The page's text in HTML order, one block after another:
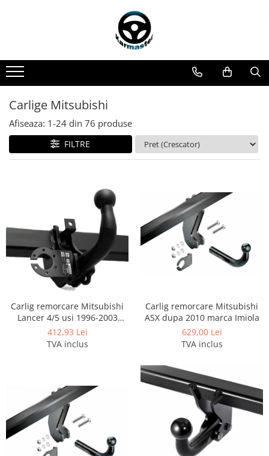
Accesorii carlige de remorcare
Accesorii cutii portbagaj
Amortizoare osie remorci
Cabluri de frana remorci
Cuple remorci
Carlige Alpine
Carlige Audi
Carlige Bmw
Carlige BYD
Carlige Cadillac
Carlige Chery
Carlige Chevrolet
Carlige Chrysler
Carlige Dacia
Carlige Daewoo
Carlige Dodge
Carlige Dongfeng
Carlige Mitsubishi
Afiseaza: 1-24 din 76 produse
FILTRE
Carlig remorcare Mitsubishi
Lancer 4/5 usi 1996-2003
marca Autohak
412,93 Lei
TVA inclus
Carlig remorcare Mitsubishi
ASX dupa 2010 marca Imiola
629,00 Lei
TVA inclus